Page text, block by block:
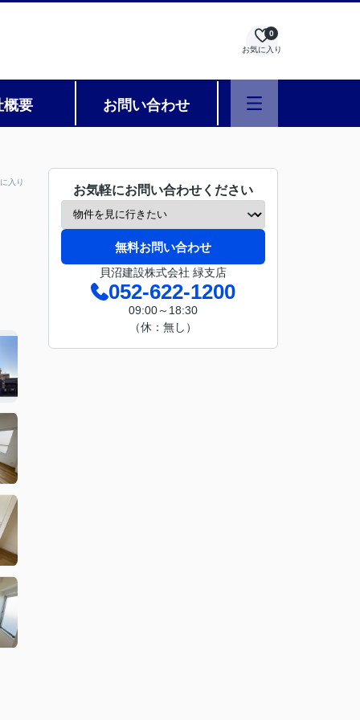
お気に入り
0
概要 お問い合わせ
入り
お気軽にお問い合わせください
無料お問い合わせ
貝沼建設株式会社 緑支店
052-622-1200
09:00～18:30
（休：無し）